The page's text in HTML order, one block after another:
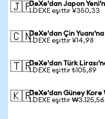
🇯🇵DeXe'dan Japon
1 DEXE eşittir ¥350,33
🇨🇳DeXe'dan Çin Yuanı'na
1 DEXE eşittir ¥14,98
🇹🇷DeXe'dan Türk
1 DEXE eşittir ₺105,89
🇰🇷DeXe'dan Güney Kore
1 DEXE eşittir ₩3.125,56